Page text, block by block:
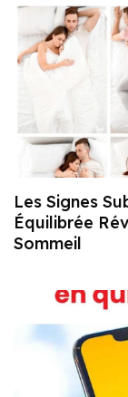
Les Signes
Équilibrée
Sommeil